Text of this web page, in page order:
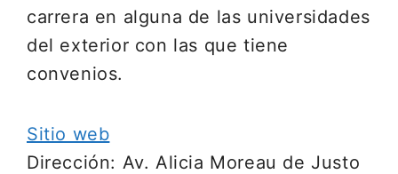
carrera en alguna de las universidades
del exterior con las que tiene
convenios.
Sitio web
Dirección: Av. Alicia Moreau de Justo